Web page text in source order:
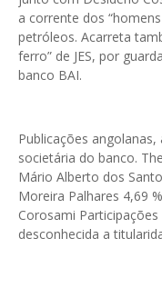
a corrente dos
petróleos. Acarreta
ferro” de JES, por
banco BAI.
Publicações
societária do banco.
Mário Alberto dos
Moreira Palhares 4,69
Corosami
desconhecida a